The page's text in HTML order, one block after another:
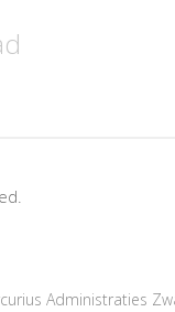
Administraties